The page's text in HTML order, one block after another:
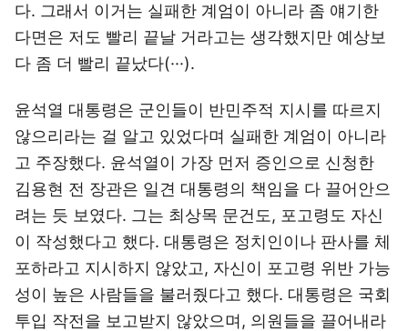
다. 그래서 이거는 실패한 계엄이 아니라 좀 얘기한
다면은 저도 빨리 끝날 거라고는 생각했지만 예상보
다 좀 더 빨리 끝났다(···).
윤석열 대통령은 군인들이 반민주적 지시를 따르지
않으리라는 걸 알고 있었다며 실패한 계엄이 아니라
고 주장했다. 윤석열이 가장 먼저 증인으로 신청한
김용현 전 장관은 일견 대통령의 책임을 다 끌어안으
려는 듯 보였다. 그는 최상목 문건도, 포고령도 자신
이 작성했다고 했다. 대통령은 정치인이나 판사를 체
포하라고 지시하지 않았고, 자신이 포고령 위반 가능
성이 높은 사람들을 불러줬다고 했다. 대통령은 국회
투입 작전을 보고받지 않았으며, 의원들을 끌어내라